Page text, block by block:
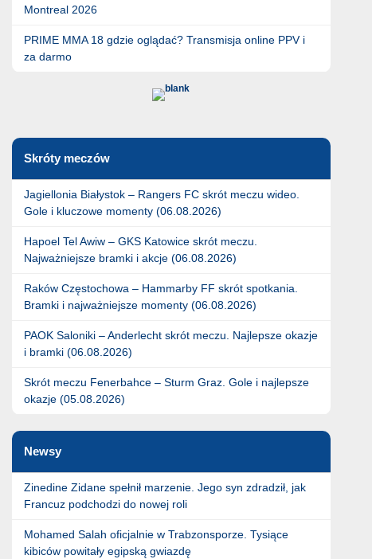
Montreal 2026
PRIME MMA 18 gdzie oglądać? Transmisja online PPV i
za darmo
Skróty meczów
Jagiellonia Białystok – Rangers FC skrót meczu wideo.
Gole i kluczowe momenty (06.08.2026)
Hapoel Tel Awiw – GKS Katowice skrót meczu.
Najważniejsze bramki i akcje (06.08.2026)
Raków Częstochowa – Hammarby FF skrót spotkania.
Bramki i najważniejsze momenty (06.08.2026)
PAOK Saloniki – Anderlecht skrót meczu. Najlepsze okazje
i bramki (06.08.2026)
Skrót meczu Fenerbahce – Sturm Graz. Gole i najlepsze
okazje (05.08.2026)
Newsy
Zinedine Zidane spełnił marzenie. Jego syn zdradził, jak
Francuz podchodzi do nowej roli
Mohamed Salah oficjalnie w Trabzonsporze. Tysiące
kibiców powitały egipską gwiazdę